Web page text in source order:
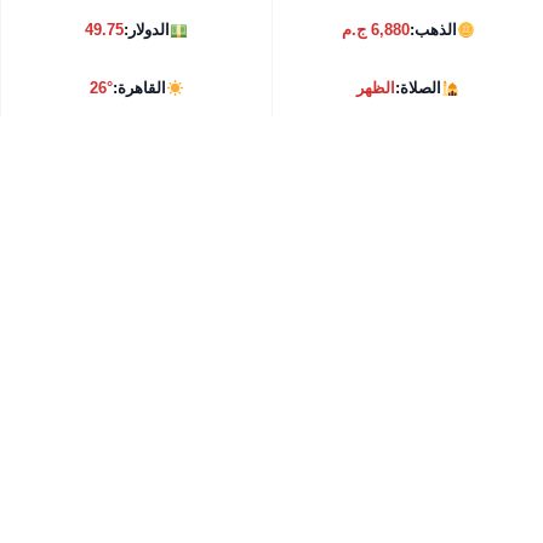
الذهب:6,880 ج.م الدولار:49.75
الصلاة:الظهر القاهرة:26°